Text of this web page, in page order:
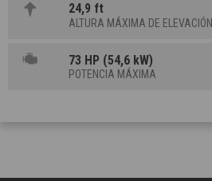
24,9 ft
ALTURA MÁXIMA DE ELEVACIÓN
73 HP (54,6 kW)
POTENCIA MÁXIMA